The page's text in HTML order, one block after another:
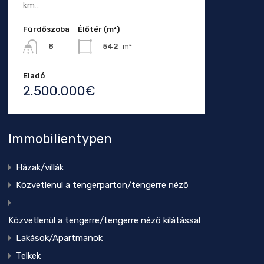
km…
Fürdőszoba
8
Élőtér (m²)
542 m²
Eladó
2.500.000€
Immobilientypen
Házak/villák
Közvetlenül a tengerparton/tengerre néző
Közvetlenül a tengerre/tengerre néző kilátással
Lakások/Apartmanok
Telkek